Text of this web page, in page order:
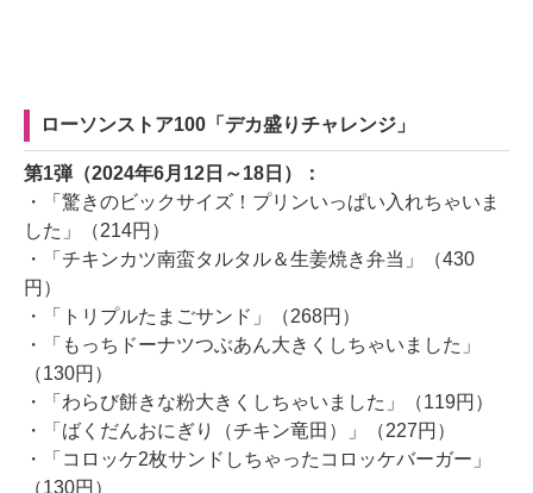
ローソンストア100「デカ盛りチャレンジ」
第1弾（2024年6月12日～18日）：
・「驚きのビックサイズ！プリンいっぱい入れちゃいま
した」（214円）
・「チキンカツ南蛮タルタル＆生姜焼き弁当」（430
円）
・「トリプルたまごサンド」（268円）
・「もっちドーナツつぶあん大きくしちゃいました」
（130円）
・「わらび餅きな粉大きくしちゃいました」（119円）
・「ばくだんおにぎり（チキン竜田）」（227円）
・「コロッケ2枚サンドしちゃったコロッケバーガー」
（130円）